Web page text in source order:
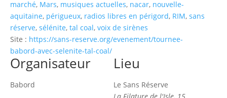
marché, Mars, musiques actuelles, nacar, nouvelle-
aquitaine, périgueux, radios libres en périgord, RIM, sans
réserve, sélénite, tal coal, voix de sirènes
Site : https://sans-reserve.org/evenement/tournee-
babord-avec-selenite-tal-coal/
Lieu
Le Sans Réserve
La Filature de l'Isle, 15
Organisateur
Babord